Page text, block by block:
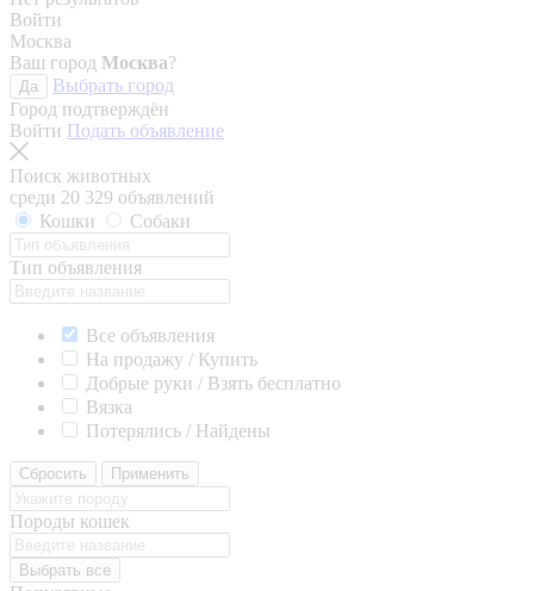
Войти
Москва
Ваш город Москва?
Да
Выбрать город
Город подтверждён
Войти Подать объявление
Поиск животных
среди 20 329 объявлений
Кошки
Собаки
Тип объявления
Все объявления
На продажу / Купить
Добрые руки / Взять бесплатно
Вязка
Потерялись / Найдены
Сбросить Применить
Породы кошек
Выбрать все